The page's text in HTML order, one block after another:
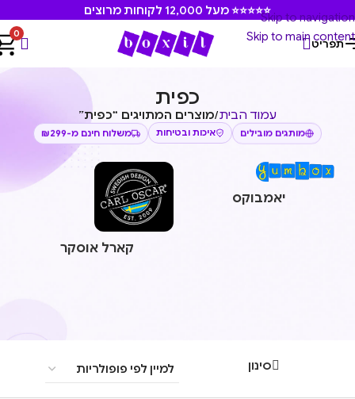
Skip to navigation
Skip to main content
⭐⭐⭐⭐⭐ מעל 12,000 לקוחות מרוצים
תפריט
0
כפית
עמוד הבית/מוצרים המתויגים “כפית”
מותגים מובילים איכות ובטיחות משלוח חינם מ-₪299
יאמבוקס
קארל אוסקר
סינון